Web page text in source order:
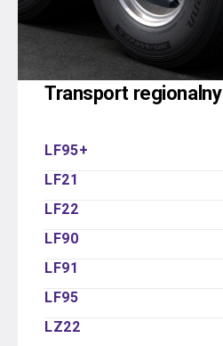
Transport regionalny
LF95+
LF21
LF22
LF90
LF91
LF95
LZ22